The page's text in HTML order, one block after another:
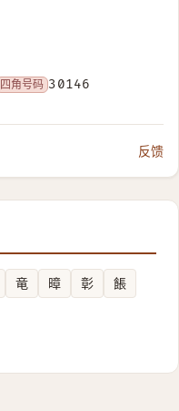
四角号码 30146
反馈
竜 暲 彰
餦